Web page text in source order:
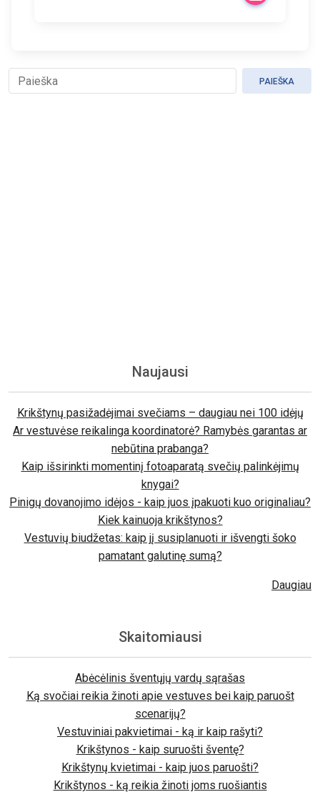
PAIEŠKA
Naujausi
Krikštynų pasižadėjimai svečiams – daugiau nei 100 idėjų
Ar vestuvėse reikalinga koordinatorė? Ramybės garantas ar
nebūtina prabanga?
Kaip išsirinkti momentinį fotoaparatą svečių palinkėjimų
knygai?
Pinigų dovanojimo idėjos - kaip juos įpakuoti kuo originaliau?
Kiek kainuoja krikštynos?
Vestuvių biudžetas: kaip jį susiplanuoti ir išvengti šoko
pamatant galutinę sumą?
Daugiau
Skaitomiausi
Abėcėlinis šventųjų vardų sąrašas
Ką svočiai reikia žinoti apie vestuves bei kaip paruošt
scenarijų?
Vestuviniai pakvietimai - ką ir kaip rašyti?
Krikštynos - kaip suruošti šventę?
Krikštynų kvietimai - kaip juos paruošti?
Krikštynos - ką reikia žinoti joms ruošiantis